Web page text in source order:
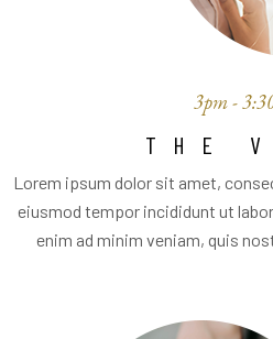
THE
3pm -
Lorem ipsum dolor sit amet,
eiusmod tempor incididunt ut
enim ad minim veniam, quis